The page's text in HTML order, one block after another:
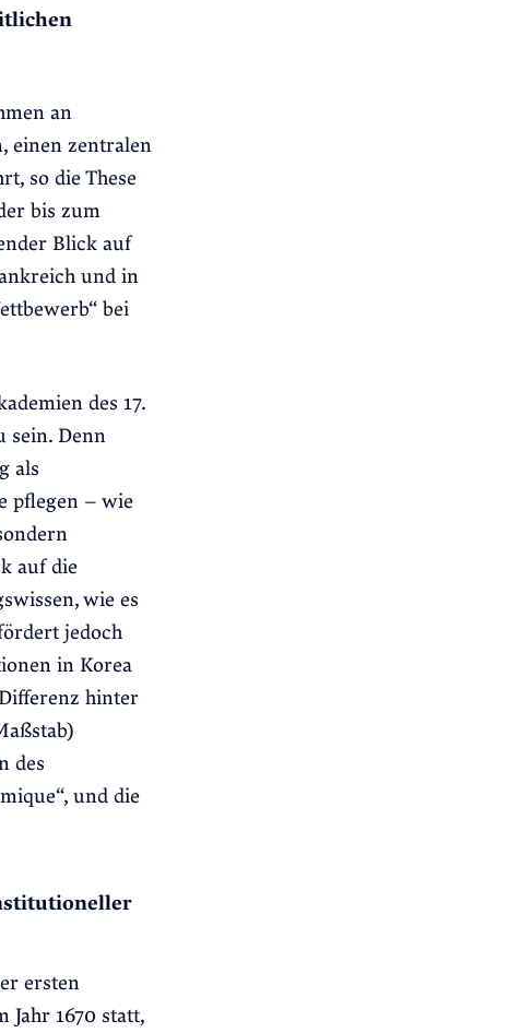
an
einen zentralen
so die These
bis zum
Blick auf
und in
bei
des 17.
sein. Denn
als
pflegen – wie
auf die
wie es
jedoch
in Korea
hinter
des
und die
ersten
Jahr 1670 statt,